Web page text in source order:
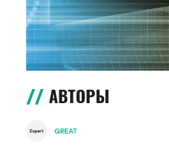
АВТОРЫ
GREAT